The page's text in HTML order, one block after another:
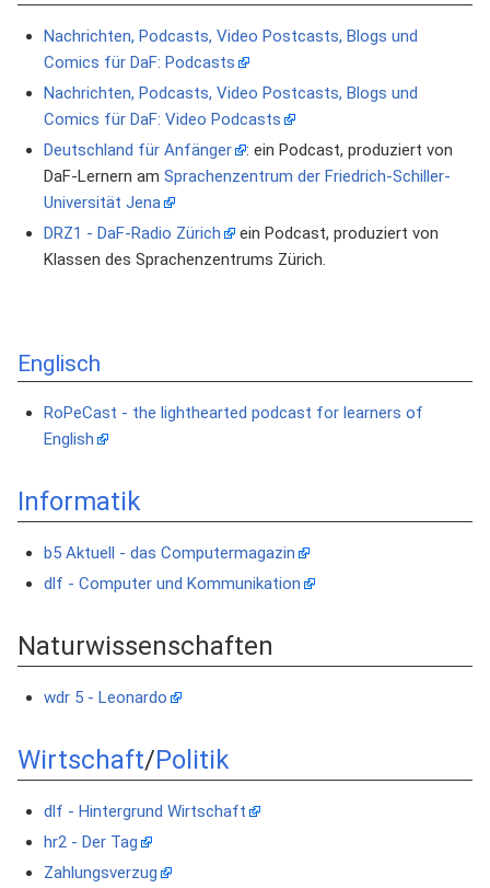
Nachrichten, Podcasts, Video Postcasts, Blogs und
Comics für DaF: Podcasts
Nachrichten, Podcasts, Video Postcasts, Blogs und
Comics für DaF: Video Podcasts
Deutschland für Anfänger
: ein Podcast, produziert von
DaF-Lernern am Sprachenzentrum der Friedrich-Schiller-
Universität Jena
DRZ1 - DaF-Radio Zürich
ein Podcast, produziert von
Klassen des Sprachenzentrums Zürich.
Englisch
RoPeCast - the lighthearted podcast for learners of
English
Informatik
b5 Aktuell - das Computermagazin
dlf - Computer und Kommunikation
Naturwissenschaften
wdr 5 - Leonardo
Wirtschaft/Politik
dlf - Hintergrund Wirtschaft
hr2 - Der Tag
Zahlungsverzug